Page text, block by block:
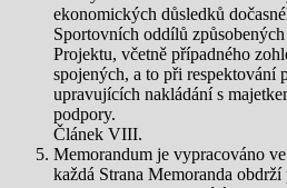
ekonomických důsledků
Sportovních oddílů
Projektu, včetně případného
spojených, a to při respektování
upravujících nakládání s
podpory.
Článek VIII.
Memorandum je vypracováno
každá Strana Memoranda